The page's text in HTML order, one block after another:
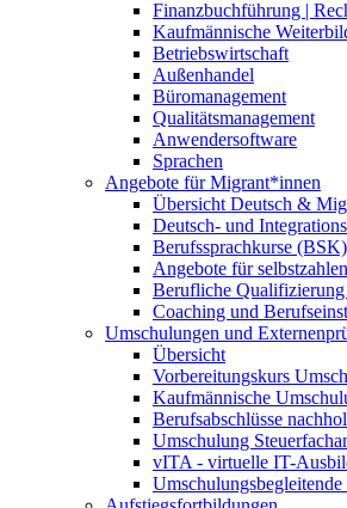
Finanzbuchführung |
Kaufmännische
Betriebswirtschaft
Außenhandel
Büromanagement
Qualitätsmanagement
Anwendersoftware
Sprachen
Angebote für Migrant*innen
Übersicht Deutsch &
Deutsch- und
Berufssprachkurse (BSK)
Angebote für
Berufliche
Coaching und
Umschulungen und
Übersicht
Vorbereitungskurs
Kaufmännische
Berufsabschlüsse
Umschulung
vITA - virtuelle IT-